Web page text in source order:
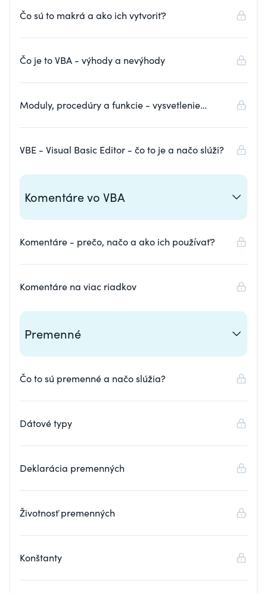
Čo sú to makrá a ako ich vytvoriť?
Čo je to VBA - výhody a nevýhody
Moduly, procedúry a funkcie - vysvetlenie
VBE - Visual Basic Editor - čo to je a načo slúži?
Komentáre vo VBA
Komentáre - prečo, načo a ako ich používať?
Komentáre na viac riadkov
Premenné
Čo to sú premenné a načo slúžia?
Dátové typy
Deklarácia premenných
Životnosť premenných
Konštanty